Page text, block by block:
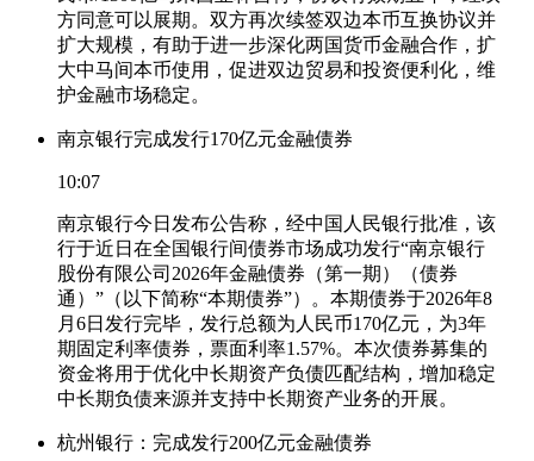
方同意可以展期。双方再次续签双边本币互换协议并
扩大规模，有助于进一步深化两国货币金融合作，扩
大中马间本币使用，促进双边贸易和投资便利化，维
护金融市场稳定。
南京银行完成发行170亿元金融债券
10:07
南京银行今日发布公告称，经中国人民银行批准，该
行于近日在全国银行间债券市场成功发行“南京银行
股份有限公司2026年金融债券（第一期）（债券
通）”（以下简称“本期债券”）。本期债券于2026年8
月6日发行完毕，发行总额为人民币170亿元，为3年
期固定利率债券，票面利率1.57%。本次债券募集的
资金将用于优化中长期资产负债匹配结构，增加稳定
中长期负债来源并支持中长期资产业务的开展。
杭州银行：完成发行200亿元金融债券